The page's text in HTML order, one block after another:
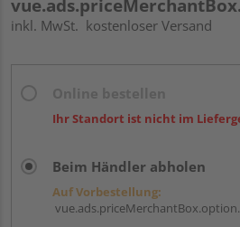
inkl. MwSt. kostenloser Versand
Ihr Standort ist nicht im
Beim Händler abholen
Auf Vorbestellung: